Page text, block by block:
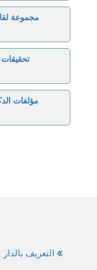
مجموعة
مؤلفات
التعريف بالدار